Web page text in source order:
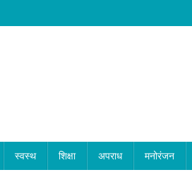
स्वस्थ शिक्षा अपराध मनोरंजन